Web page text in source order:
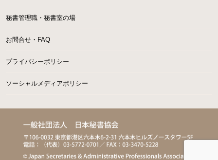
秘書管理職・秘書室の場
お問合せ・FAQ
プライバシーポリシー
ソーシャルメディアポリシー